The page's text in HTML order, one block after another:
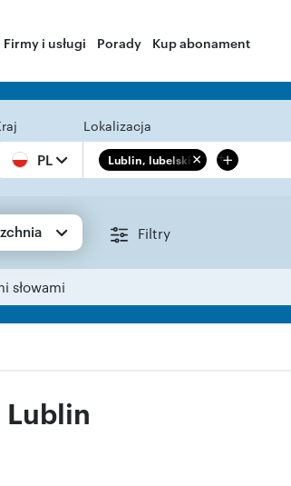
Firmy i usługi Porady Kup abonament
PL
Lokalizacja
Lublin, lubelskie +
Filtry
słowami
Lublin